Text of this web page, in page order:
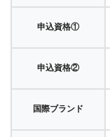
申込資格①
申込資格②
国際ブランド